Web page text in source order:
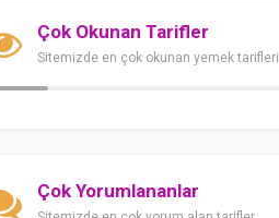
Çok Okunan Tarifler
Sitemizde en çok okunan yemek tarifleri
Çok Yorumlananlar